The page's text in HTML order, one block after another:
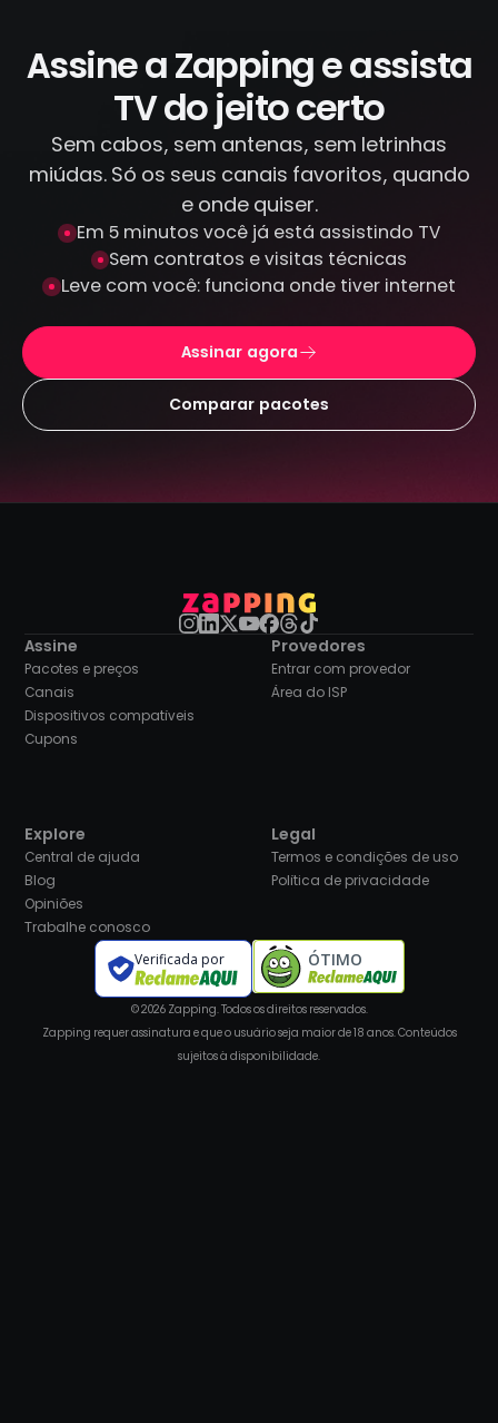
canais criptografados e protegidos: não
armazenamos seus dados de pagamento.
Assine a Zapping e assista
TV do jeito certo
Sem cabos, sem antenas, sem letrinhas
miúdas. Só os seus canais favoritos, quando
e onde quiser.
Em 5 minutos você já está assistindo TV
Sem contratos e visitas técnicas
Leve com você: funciona onde tiver internet
Assinar agora
Comparar pacotes
Assine
Pacotes e preços
Canais
Dispositivos compatíveis
Cupons
Provedores
Entrar com provedor
Área do ISP
Explore
Central de ajuda
Blog
Opiniões
Trabalhe conosco
Legal
Termos e condições de uso
Política de privacidade
Verificada por ÓTIMO
© 2026 Zapping. Todos os direitos reservados.
Zapping requer assinatura e que o usuário seja maior de 18 anos. Conteúdos
sujeitos à disponibilidade.